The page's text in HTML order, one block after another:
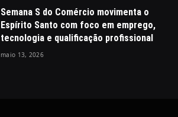
Semana S do Comércio movimenta o
Espírito Santo com foco em emprego,
tecnologia e qualificação profissional
maio 13, 2026